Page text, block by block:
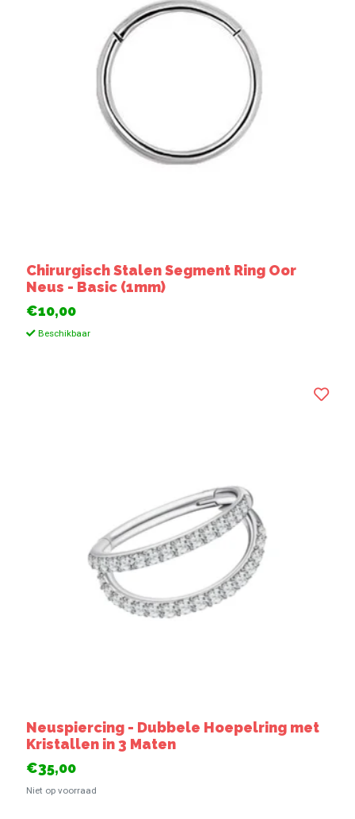
Chirurgisch Stalen Segment Ring Oor
Neus - Basic (1mm)
€10,00
Beschikbaar
Neuspiercing - Dubbele Hoepelring met
Kristallen in 3 Maten
€35,00
Niet op voorraad